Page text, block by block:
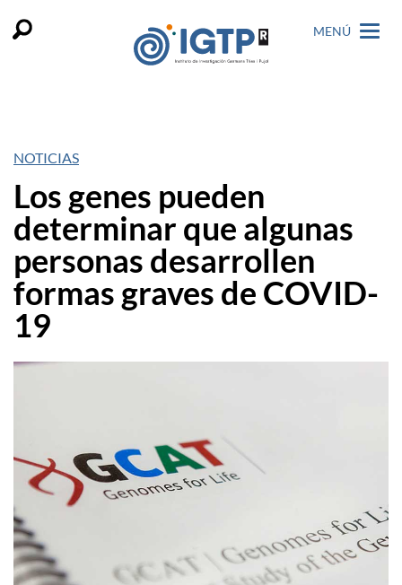
MENÚ
NOTICIAS
Los genes pueden
determinar que algunas
personas desarrollen
formas graves de COVID-
19